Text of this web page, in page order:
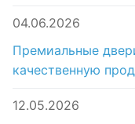
04.06.2026
Премиальные
качественную
12.05.2026